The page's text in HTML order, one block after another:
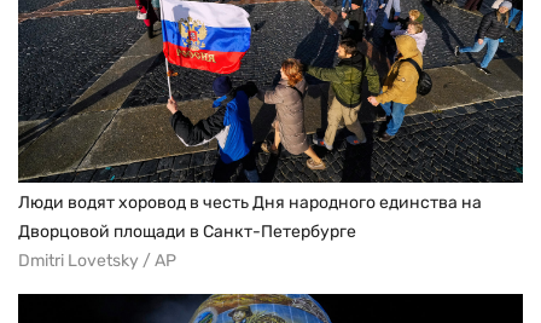
Люди водят хоровод в честь Дня народного единства на
Дворцовой площади в Санкт-Петербурге
Dmitri Lovetsky / AP